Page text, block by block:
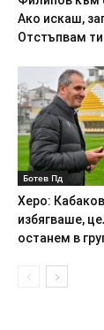
Ако искаш,
Отстъпвам
Ботев Пд
Херо:
избягваше,
останем в